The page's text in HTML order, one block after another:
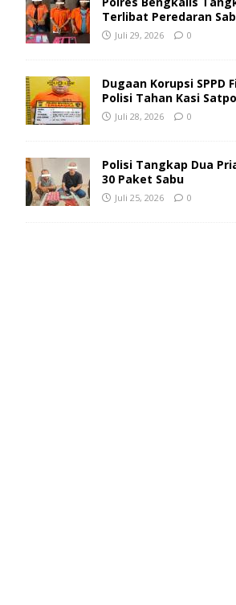
Terlibat Peredaran
Juli 29, 2026 0
Dugaan Korupsi SPPD
Polisi Tahan Kasi
Juli 28, 2026 0
Polisi Tangkap Dua
30 Paket Sabu
Juli 25, 2026 0